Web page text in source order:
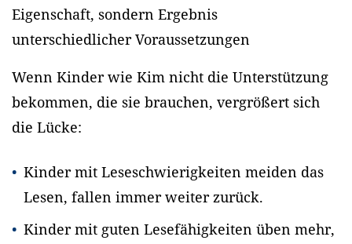
Eigenschaft, sondern Ergebnis
unterschiedlicher Voraussetzungen
Wenn Kinder wie Kim nicht die Unterstützung
bekommen, die sie brauchen, vergrößert sich
die Lücke:
Kinder mit Leseschwierigkeiten meiden das
Lesen, fallen immer weiter zurück.
Kinder mit guten Lesefähigkeiten üben mehr,